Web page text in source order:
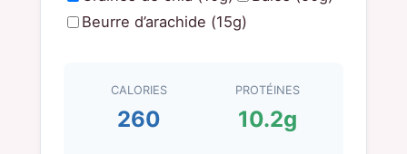
Beurre d’arachide (15g)
CALORIES
260
PROTÉINES
10.2g